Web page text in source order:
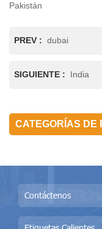
Pakistán
PREV : dubai
SIGUIENTE : India
CATEGORÍAS DE
Contáctenos